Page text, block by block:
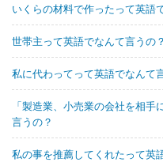
いくらの材料で作ったって英語
世帯主って英語でなんて言うの？
私に代わってって英語でなんて
「製造業、小売業の会社を相
言うの？
私の事を推薦してくれたって英